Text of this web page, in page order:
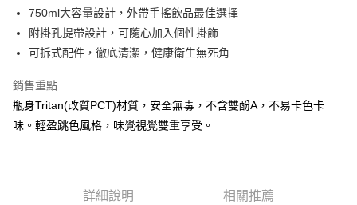
2.透過簡訊連結打開帳單後，可選擇「超商條碼／台灣大直營門市／銀行轉
帳／街口支付／iPASS MONEY」等通路繳費。
【注意事項】
用戶於交易時，得透過本服務購買商品或服務，並由商店將買賣／分期付款
買賣價金債權讓與本公司後，依約使用本公司帳單繳交帳款。
2.基於同意付款使用「大哥付你分期」之契約關係目的，商店將以您的個人
資料（包含姓名、電話或地址）提供予台灣大哥大進項蒐集、處理及利用，
宅配
每筆NT$120，滿NT$1,000(含以上)免運費
750ml大容量設計，外帶手搖飲品最佳選擇
附掛孔提帶設計，可隨心加入個性掛飾
可拆式配件，徹底清潔，健康衛生無死角
銷售重點
瓶身Tritan(改質PCT)材質，安全無毒，不含雙酚A，不易卡色卡
味。輕盈跳色風格，味覺視覺雙重享受。
詳細說明 相關推薦